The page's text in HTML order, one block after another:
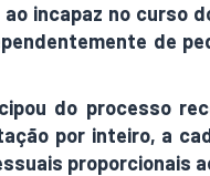
incapaz no curso
de
do processo
por inteiro, a
proporcionais